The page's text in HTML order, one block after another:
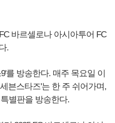
바르셀로나 아시아투어 FC
.
를 방송한다. 매주 목요일 이
븐스타즈'는 한 주 쉬어가며,
별판을 방송한다.